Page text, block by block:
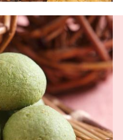
Continue
Reading